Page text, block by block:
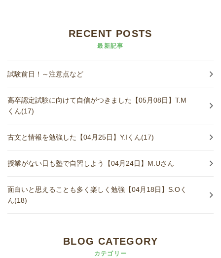
RECENT POSTS
最新記事
試験前日！～注意点など
高卒認定試験に向けて自信がつきました【05月08日】T.M
くん(17)
古文と情報を勉強した【04月25日】Y.Iくん(17)
授業がない日も塾で自習しよう【04月24日】M.Uさん
面白いと思えることも多く楽しく勉強【04月18日】S.Oく
ん(18)
BLOG CATEGORY
カテゴリー